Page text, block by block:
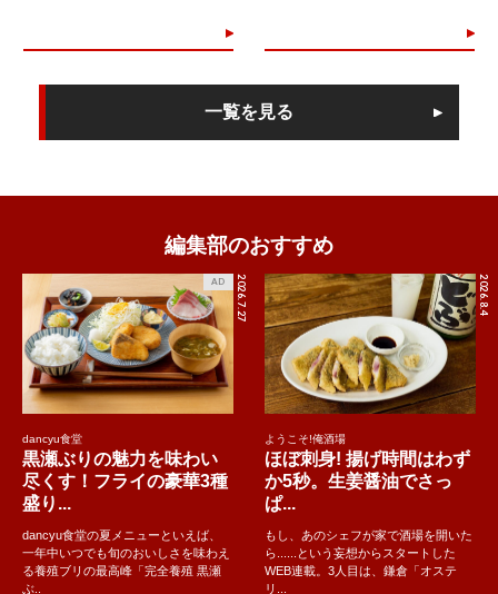
一覧を見る
編集部のおすすめ
2026.7.27
AD
dancyu食堂
黒瀬ぶりの魅力を味わい
尽くす！フライの豪華3種
盛り...
dancyu食堂の夏メニューといえば、
一年中いつでも旬のおいしさを味わえ
る養殖ブリの最高峰「完全養殖 黒瀬
ぶ..
2026.8.4
ようこそ!俺酒場
ほぼ刺身! 揚げ時間はわず
か5秒。生姜醤油でさっ
ぱ...
もし、あのシェフが家で酒場を開いた
ら......という妄想からスタートした
WEB連載。3人目は、鎌倉「オステ
リ...